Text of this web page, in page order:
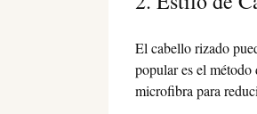
El cabello rizado
popular es el
microfibra para